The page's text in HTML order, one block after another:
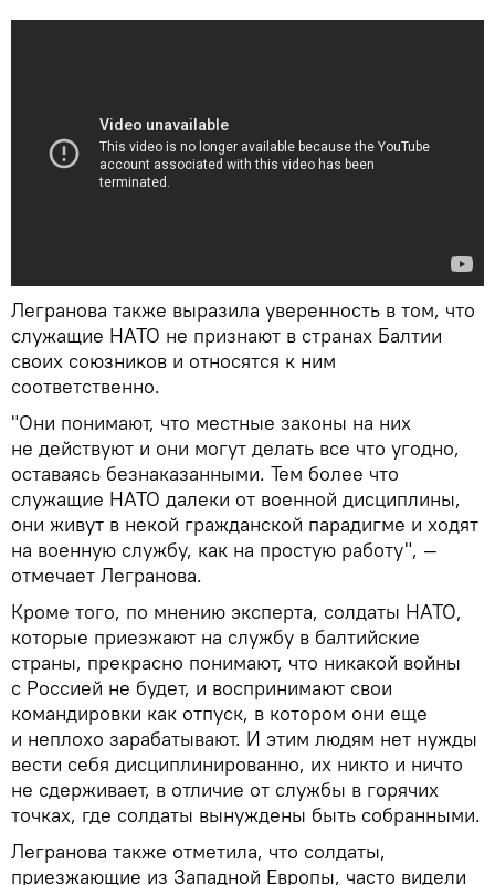
Легранова также выразила уверенность в том, что
служащие НАТО не признают в странах Балтии
своих союзников и относятся к ним
соответственно.
"Они понимают, что местные законы на них
не действуют и они могут делать все что угодно,
оставаясь безнаказанными. Тем более что
служащие НАТО далеки от военной дисциплины,
они живут в некой гражданской парадигме и ходят
на военную службу, как на простую работу", —
отмечает Легранова.
Кроме того, по мнению эксперта, солдаты НАТО,
которые приезжают на службу в балтийские
страны, прекрасно понимают, что никакой войны
с Россией не будет, и воспринимают свои
командировки как отпуск, в котором они еще
и неплохо зарабатывают. И этим людям нет нужды
вести себя дисциплинированно, их никто и ничто
не сдерживает, в отличие от службы в горячих
точках, где солдаты вынуждены быть собранными.
Легранова также отметила, что солдаты,
приезжающие из Западной Европы, часто видели